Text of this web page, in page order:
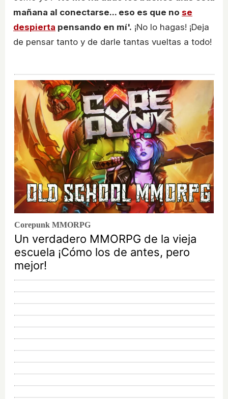
mañana al conectarse... eso es que no se
despierta pensando en mí'. ¡No lo hagas! ¡Deja
de pensar tanto y de darle tantas vueltas a todo!
Corepunk MMORPG
Un verdadero MMORPG de la vieja
escuela ¡Cómo los de antes, pero
mejor!